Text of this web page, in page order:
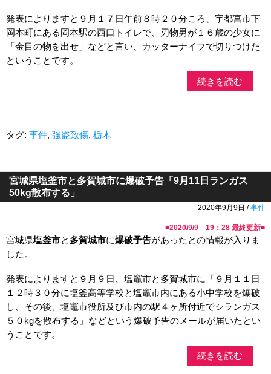
発表によりますと９月１７日午前８時２０分ころ、宇都宮市下
岡本町にある岡本駅の西口トイレで、刃物男が１６歳の少女に
「金目の物を出せ」などと言い、カッターナイフで切りつけた
ということです。
続きを読む
タグ: 事件, 強盗致傷, 栃木
宮城県塩釜市と多賀城市に爆破予告「9月11日ランガス
50kg散布する」
2020年9月9日 /事件
■2020/9/9 19：28 最終更新■
宮城県塩釜市と 多賀城市に爆破予告があったとの情報が入りま
した。
発表によりますと９月９日、塩竈市と多賀城市に「９月１１日
１２時３０分に塩釜高等学校と塩竈市内にある小中学校を爆破
し、その後、塩竈市役所及び市内の駅４ヶ所付近でシランガス
５０kgを散布する」などという爆破予告のメールが届いたとい
うことです。
続きを読む